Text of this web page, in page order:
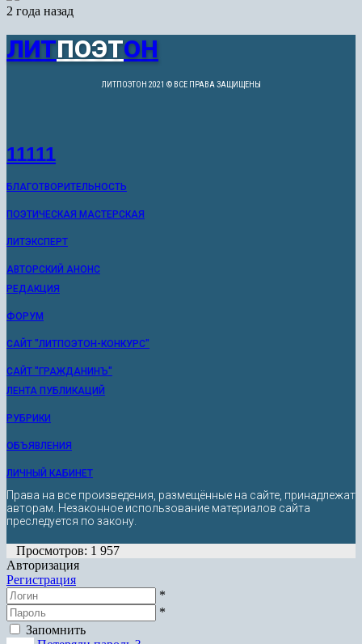
2 года назад
ЛИТПОЭТОН
ЛИТПОЭТОН 2021 © ВСЕ ПРАВА ЗАЩИЩЕНЫ
11111
БЛАГОТВОРИТЕЛЬНОСТЬ
ПОЭТИЧЕСКАЯ МАСТЕРСКАЯ
ЛИТЭКСПЕРТ
АВТОРСКИЙ АНОНС
РЕДАКЦИЯ
ФОРУМ
САЙТ "ЛИТПОЭТОН-КОНКУРС"
САЙТ "ГРАЖДАНИНЪ"
ЛЕНТА ПУБЛИКАЦИЙ
РУБРИКИ
ОБЪЯВЛЕНИЯ
ЛИЧНЫЙ КАБИНЕТ
Права на все произведения, размещённые на сайте, принадлежат
авторам. Незаконное использование материалов сайта
преследуется по закону.
Просмотров: 1 957
Авторизация
Регистрация
*
*
Запомнить